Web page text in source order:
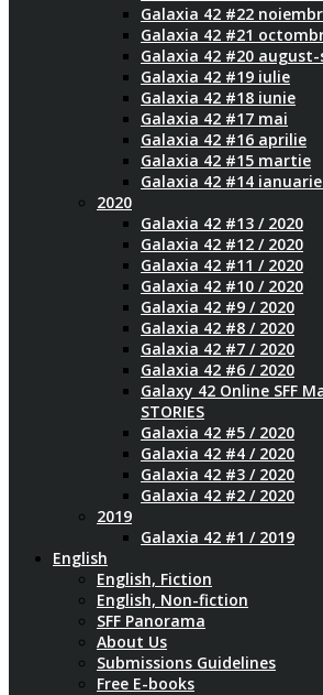
Galaxia 42 #22
Galaxia 42 #21
Galaxia 42 #20
Galaxia 42 #19 iulie
Galaxia 42 #18 iunie
Galaxia 42 #17 mai
Galaxia 42 #16 aprilie
Galaxia 42 #15 martie
Galaxia 42 #14
2020
Galaxia 42 #13 / 2020
Galaxia 42 #12 / 2020
Galaxia 42 #11 / 2020
Galaxia 42 #10 / 2020
Galaxia 42 #9 / 2020
Galaxia 42 #8 / 2020
Galaxia 42 #7 / 2020
Galaxia 42 #6 / 2020
Galaxy 42 Online SFF
STORIES
Galaxia 42 #5 / 2020
Galaxia 42 #4 / 2020
Galaxia 42 #3 / 2020
Galaxia 42 #2 / 2020
2019
Galaxia 42 #1 / 2019
English
English, Fiction
English, Non-fiction
SFF Panorama
About Us
Submissions Guidelines
Free E-books